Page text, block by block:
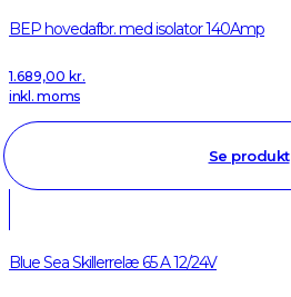
BEP hovedafbr. med isolator 140Amp
1.689,00 kr.
inkl. moms
Se produkt
Blue Sea Skillerrelæ 65 A 12/24V